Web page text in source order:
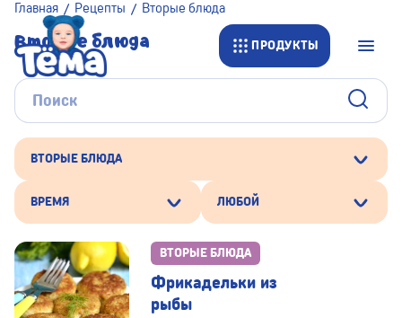
ПРОДУКТЫ
Главная Рецепты
Вторые блюда
Вторые блюда
ВТОРЫЕ БЛЮДА
ВРЕМЯ ЛЮБОЙ
ВТОРЫЕ БЛЮДА
Фрикадельки из
рыбы